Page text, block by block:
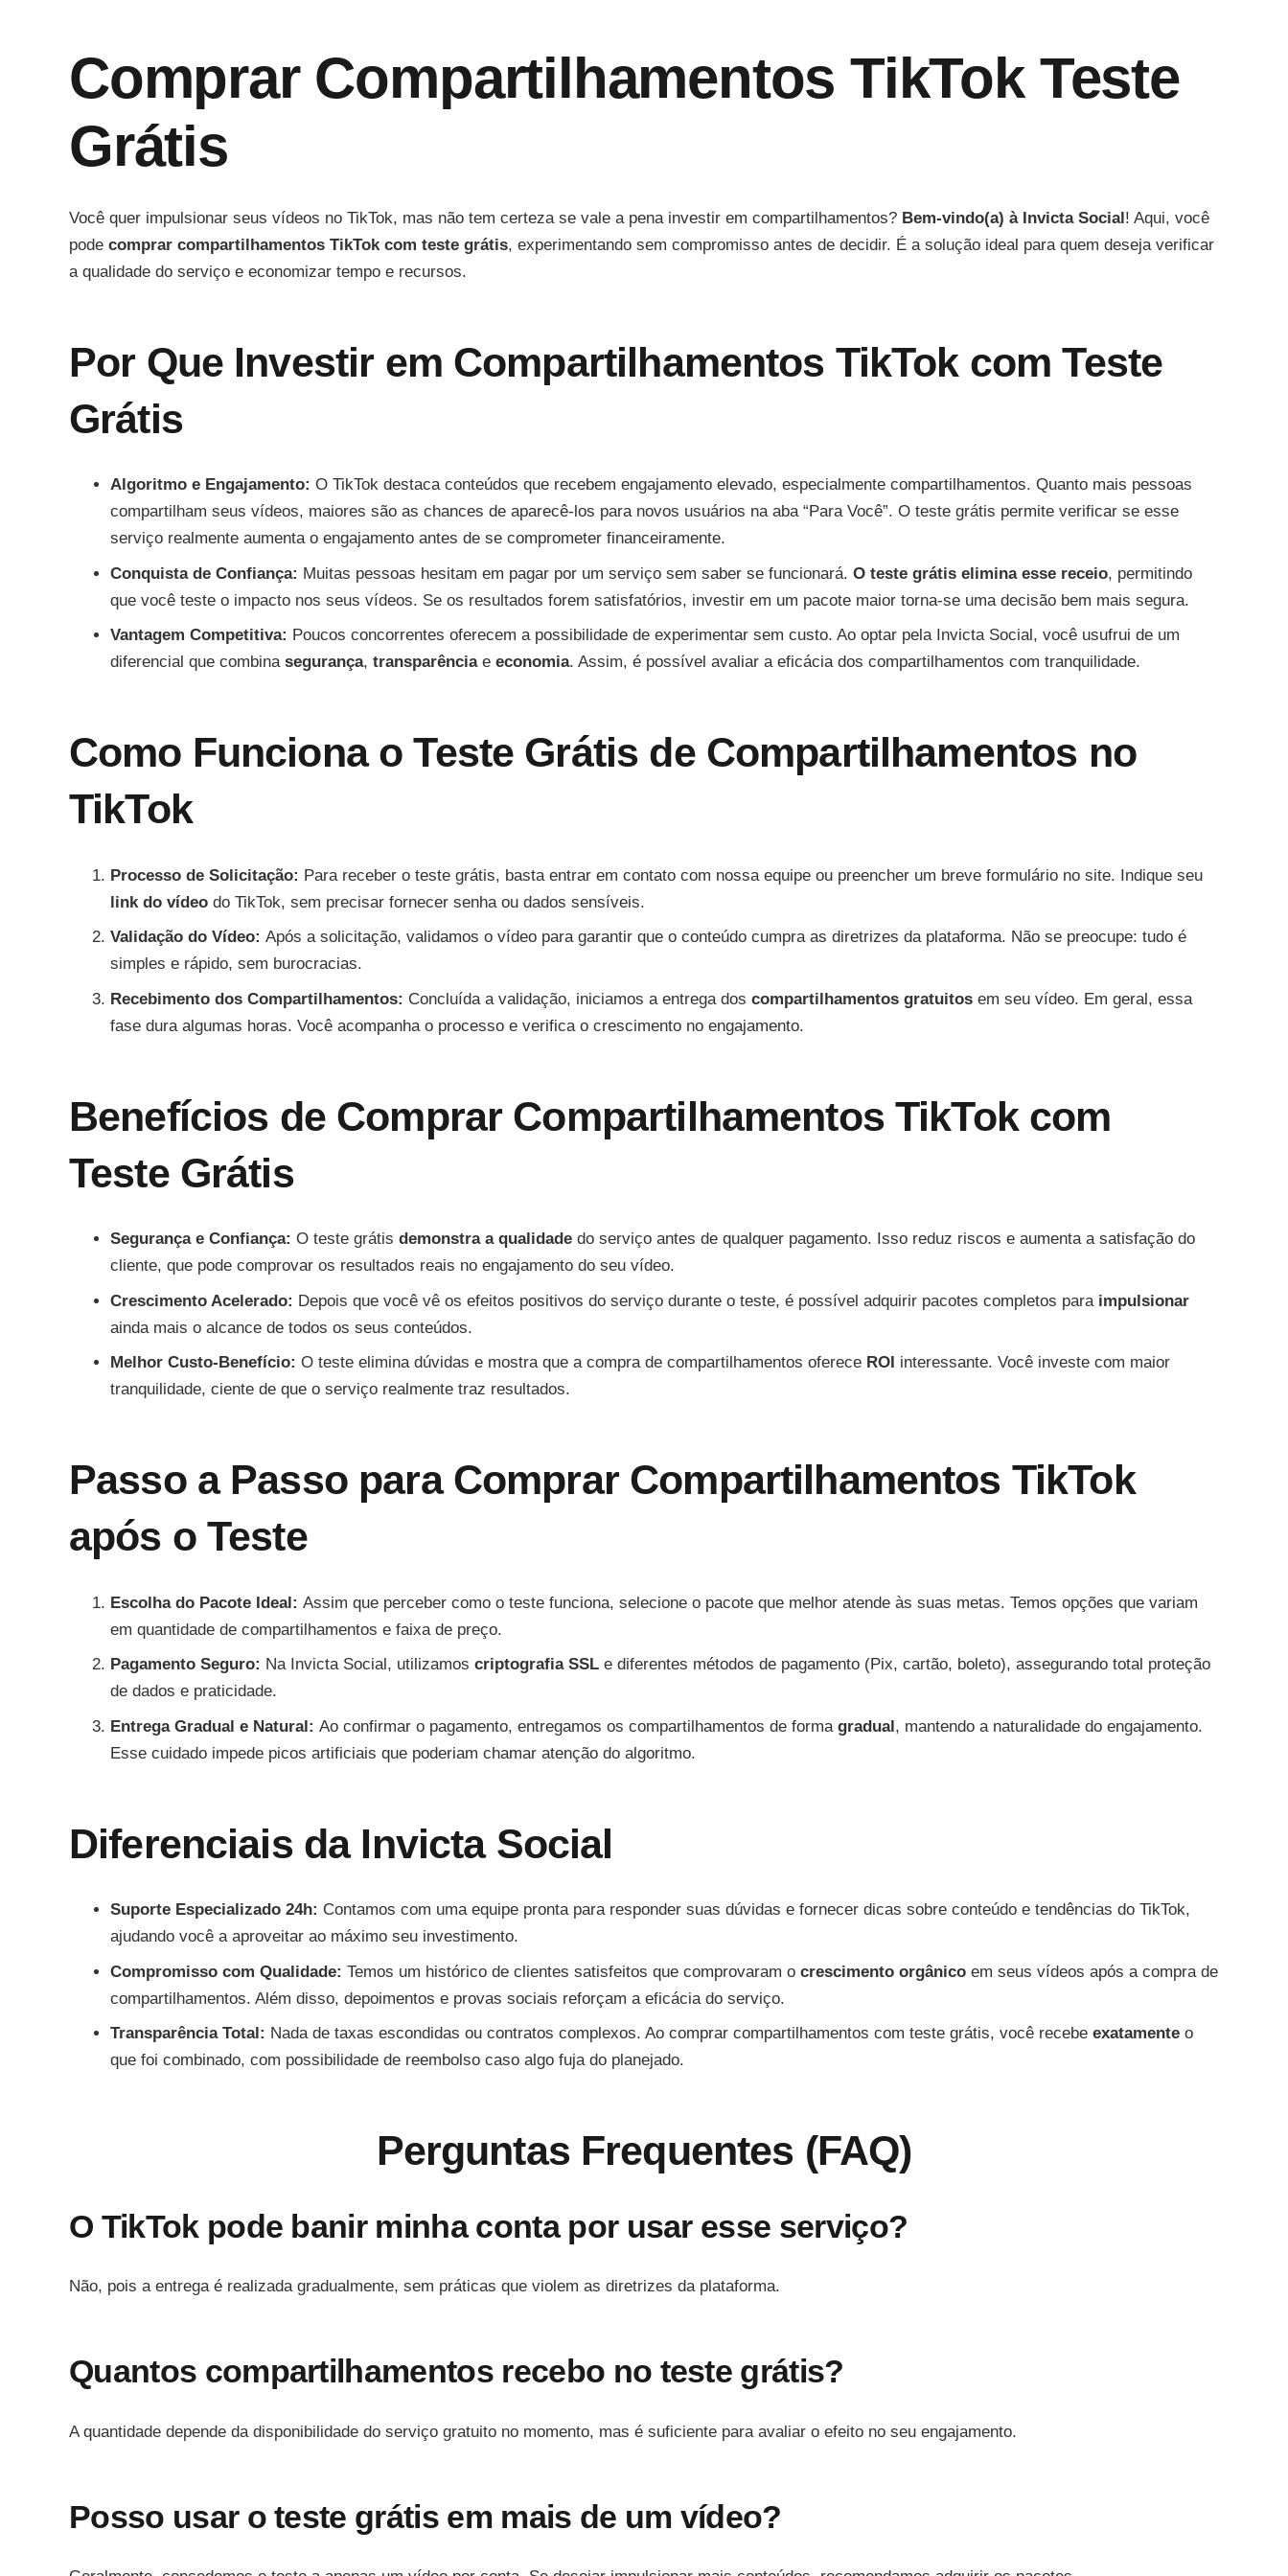
Comprar Compartilhamentos TikTok Teste
Grátis
Você quer impulsionar seus vídeos no TikTok, mas não tem certeza se vale a pena investir em compartilhamentos? Bem-vindo(a) à Invicta Social! Aqui, você
pode comprar compartilhamentos TikTok com teste grátis, experimentando sem compromisso antes de decidir. É a solução ideal para quem deseja verificar
a qualidade do serviço e economizar tempo e recursos.
Por Que Investir em Compartilhamentos TikTok com Teste
Grátis
Algoritmo e Engajamento: O TikTok destaca conteúdos que recebem engajamento elevado, especialmente compartilhamentos. Quanto mais pessoas
compartilham seus vídeos, maiores são as chances de aparecê-los para novos usuários na aba “Para Você”. O teste grátis permite verificar se esse
serviço realmente aumenta o engajamento antes de se comprometer financeiramente.
Conquista de Confiança: Muitas pessoas hesitam em pagar por um serviço sem saber se funcionará. O teste grátis elimina esse receio, permitindo
que você teste o impacto nos seus vídeos. Se os resultados forem satisfatórios, investir em um pacote maior torna-se uma decisão bem mais segura.
Vantagem Competitiva: Poucos concorrentes oferecem a possibilidade de experimentar sem custo. Ao optar pela Invicta Social, você usufrui de um
diferencial que combina segurança, transparênciae economia. Assim, é possível avaliar a eficácia dos compartilhamentos com tranquilidade.
Como Funciona o Teste Grátis de Compartilhamentos no
TikTok
Processo de Solicitação: Para receber o teste grátis, basta entrar em contato com nossa equipe ou preencher um breve formulário no site. Indique seu
link do vídeodo TikTok, sem precisar fornecer senha ou dados sensíveis.
Validação do Vídeo: Após a solicitação, validamos o vídeo para garantir que o conteúdo cumpra as diretrizes da plataforma. Não se preocupe: tudo é
simples e rápido, sem burocracias.
Recebimento dos Compartilhamentos: Concluída a validação, iniciamos a entrega dos compartilhamentos gratuitosem seu vídeo. Em geral, essa
fase dura algumas horas. Você acompanha o processo e verifica o crescimento no engajamento.
Benefícios de Comprar Compartilhamentos TikTok com
Teste Grátis
Segurança e Confiança: O teste grátis demonstra a qualidadedo serviço antes de qualquer pagamento. Isso reduz riscos e aumenta a satisfação do
cliente, que pode comprovar os resultados reais no engajamento do seu vídeo.
Crescimento Acelerado: Depois que você vê os efeitos positivos do serviço durante o teste, é possível adquirir pacotes completos para impulsionar
ainda mais o alcance de todos os seus conteúdos.
Melhor Custo-Benefício: O teste elimina dúvidas e mostra que a compra de compartilhamentos oferece ROI interessante. Você investe com maior
tranquilidade, ciente de que o serviço realmente traz resultados.
Passo a Passo para Comprar Compartilhamentos TikTok
após o Teste
Escolha do Pacote Ideal: Assim que perceber como o teste funciona, selecione o pacote que melhor atende às suas metas. Temos opções que variam
em quantidade de compartilhamentos e faixa de preço.
Pagamento Seguro: Na Invicta Social, utilizamos criptografia SSLe diferentes métodos de pagamento (Pix, cartão, boleto), assegurando total proteção
de dados e praticidade.
Entrega Gradual e Natural: Ao confirmar o pagamento, entregamos os compartilhamentos de forma gradual, mantendo a naturalidade do engajamento.
Esse cuidado impede picos artificiais que poderiam chamar atenção do algoritmo.
Diferenciais da Invicta Social
Suporte Especializado 24h: Contamos com uma equipe pronta para responder suas dúvidas e fornecer dicas sobre conteúdo e tendências do TikTok,
ajudando você a aproveitar ao máximo seu investimento.
Compromisso com Qualidade: Temos um histórico de clientes satisfeitos que comprovaram o crescimento orgânicoem seus vídeos após a compra de
compartilhamentos. Além disso, depoimentos e provas sociais reforçam a eficácia do serviço.
Transparência Total: Nada de taxas escondidas ou contratos complexos. Ao comprar compartilhamentos com teste grátis, você recebe exatamenteo
que foi combinado, com possibilidade de reembolso caso algo fuja do planejado.
Perguntas Frequentes (FAQ)
O TikTok pode banir minha conta por usar esse serviço?
Não, pois a entrega é realizada gradualmente, sem práticas que violem as diretrizes da plataforma.
Quantos compartilhamentos recebo no teste grátis?
A quantidade depende da disponibilidade do serviço gratuito no momento, mas é suficiente para avaliar o efeito no seu engajamento.
Posso usar o teste grátis em mais de um vídeo?